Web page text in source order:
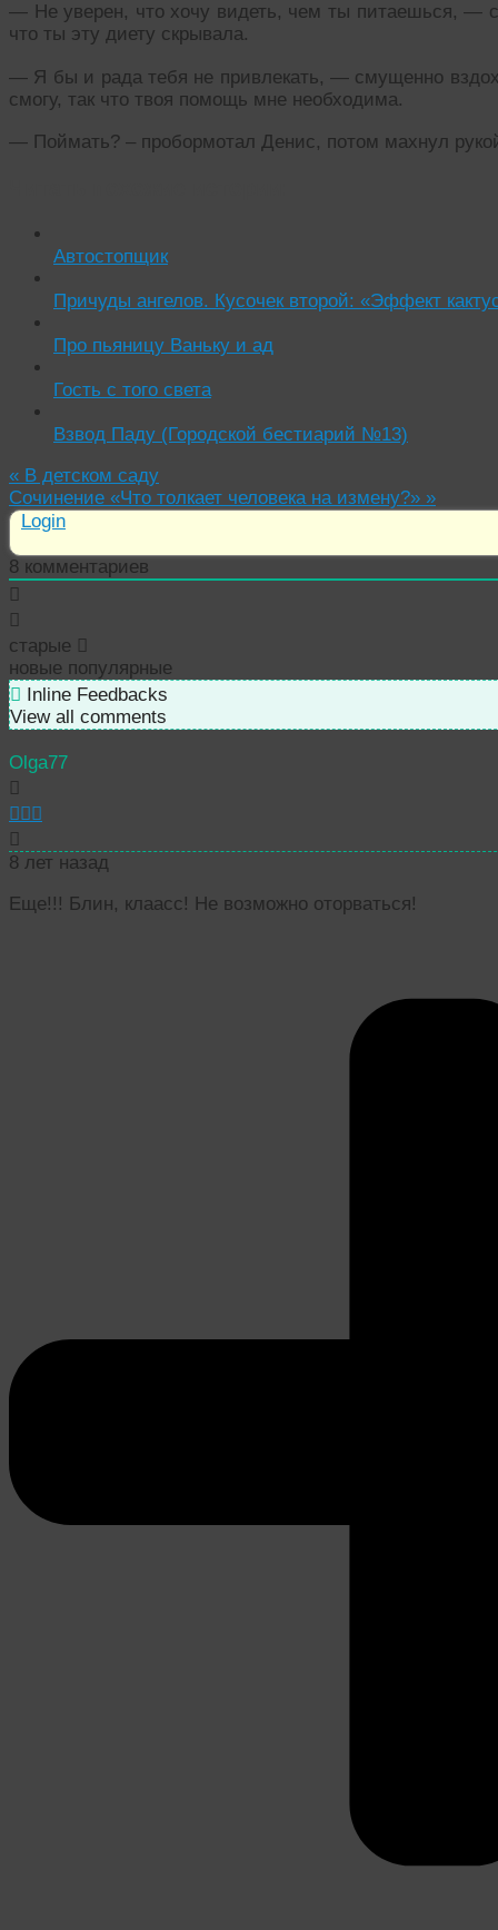
— Не уверен, что хочу видеть, чем ты питаешься, —
что ты эту диету скрывала.
— Я бы и рада тебя не привлекать, — смущенно
смогу, так что твоя помощь мне необходима.
— Поймать? – пробормотал Денис, потом махнул
Автостопщик
Причуды ангелов. Кусочек второй: «Эффект
Про пьяницу Ваньку и ад
Гость с того света
Взвод Паду (Городской бестиарий №13)
« В детском саду
Сочинение «Что толкает человека на измену?» »
Login
8 комментариев
старые
новые популярные
Inline Feedbacks
View all comments
Olga77
8 лет назад
Еще!!! Блин, клаасс! Не возможно оторваться!